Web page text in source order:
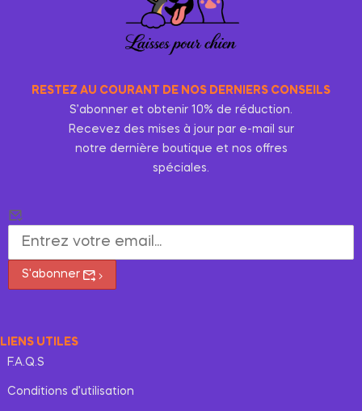
RESTEZ AU COURANT DE NOS DERNIERS CONSEILS
S’abonner et obtenir 10% de réduction.
Recevez des mises à jour par e-mail sur
notre dernière boutique et nos offres
spéciales.
S'abonner
LIENS UTILES
F.A.Q.S
Conditions d’utilisation